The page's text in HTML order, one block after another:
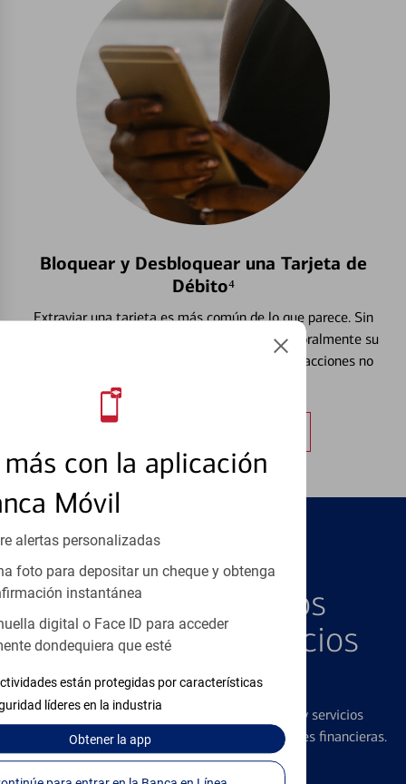
con la aplicación
Móvil
alertas personalizadas
foto para depositar un cheque y obtenga
instantánea
digital o Face ID para acceder
dondequiera que esté
están protegidas por características
líderes en la industria
Obtenerla app
Bloquear y Desbloquear una Tarjeta de
Débito⁴
Extraviar una tarjeta es más común de lo que parece. Sin
embargo, puede bloquear y desbloquear temporalmente su
tarjeta de débito para ayudar a prevenir transacciones no
PRODUCTOS DESTACADOS
Explore Nuestros
Productos y Servicios
Destacados
Ofrecemos una amplia gama de productos y servicios
diseñados para ayudar con todas sus necesidades financieras.